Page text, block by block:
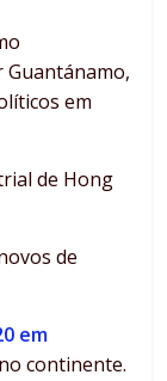
Guantánamo,
em
de Hong
de
em
continente.